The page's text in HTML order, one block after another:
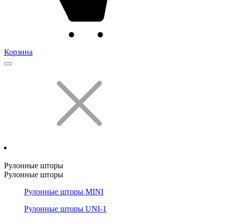
Корзина
Рулонные шторы
Рулонные шторы
Рулонные шторы MINI
Рулонные шторы UNI-1